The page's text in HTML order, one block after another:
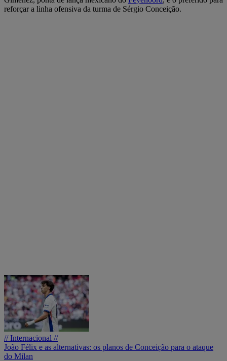
reforçar a linha ofensiva da turma de Sérgio Conceição.
// Internacional //
João Félix e as alternativas: os planos de Conceição para o ataque
do Milan